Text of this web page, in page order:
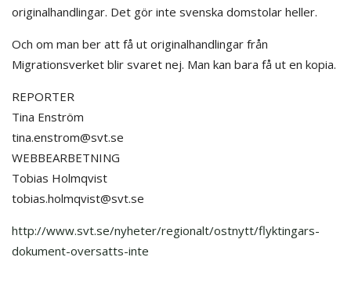
originalhandlingar. Det gör inte svenska domstolar heller.
Och om man ber att få ut originalhandlingar från
Migrationsverket blir svaret nej. Man kan bara få ut en kopia.
REPORTER
Tina Enström
tina.enstrom@svt.se
WEBBEARBETNING
Tobias Holmqvist
tobias.holmqvist@svt.se
http://www.svt.se/nyheter/regionalt/ostnytt/flyktingars-
dokument-oversatts-inte